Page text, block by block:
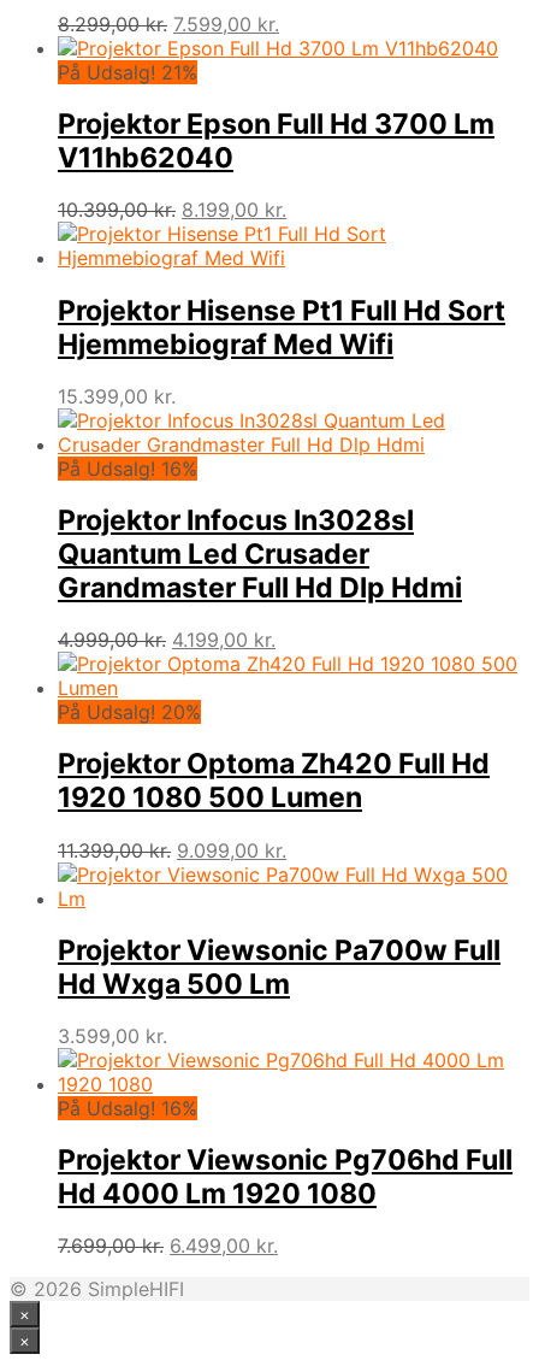
8.299,00kr. Den
oprindelige
pris
8.299,00 kr..
7.599,00 kr.
aktuelle
7.599,00 kr..
På Udsalg! 21%
Projektor Epson Full Hd 3700 Lm
V11hb62040
10.399,00kr. Den
oprindelige
pris
10.399,00 kr..
8.199,00 kr.
aktuelle
8.199,00 kr..
Projektor Hisense Pt1 Full Hd Sort
Hjemmebiograf Med Wifi
15.399,00 kr.
På Udsalg! 16%
Projektor Infocus In3028sl
Quantum Led Crusader
Grandmaster Full Hd Dlp Hdmi
4.999,00kr. Den
oprindelige
var:
4.199,00 kr.
aktuelle
På Udsalg! 20%
Projektor Optoma Zh420 Full Hd
1920 1080 500 Lumen
11.399,00kr. Den
oprindelige
11.399,00 kr..
9.099,00 kr.
aktuelle
9.099,00 kr..
Projektor Viewsonic Pa700w Full
Hd Wxga 500 Lm
3.599,00 kr.
På Udsalg! 16%
Projektor Viewsonic Pg706hd Full
Hd 4000 Lm 1920 1080
7.699,00kr. Den
pris
6.499,00 kr.
© 2026 SimpleHIFI
×
×